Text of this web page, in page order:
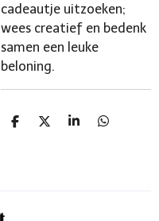
cadeautje uitzoeken;
wees creatief en bedenk
samen een leuke
beloning.
D
D
S
D